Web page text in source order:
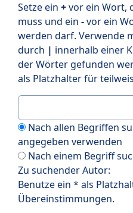
Setze ein +vor ein Wort,
muss und ein -vor ein
werden darf. Verwende
durch | innerhalb einer
der Wörter gefunden
als Platzhalter für
Nach allen Begriffen
angegeben verwenden
Nach einem Begriff
Zu suchender Autor:
Benutze ein * als
Übereinstimmungen.